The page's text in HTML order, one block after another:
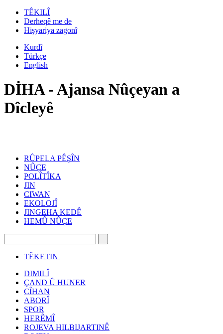
TÊKILÎ
Derheqê me de
Hişyariya zagonî
Kurdî
Türkçe
English
DİHA - Ajansa Nûçeyan a
Dîcleyê
RÛPELA PÊŞÎN
NÛÇE
POLÎTÎKA
JIN
CIWAN
EKOLOJÎ
JINGEHA KEDÊ
HEMÛ NÛÇE
TÊKETIN
DIMILÎ
ÇAND Û HUNER
CÎHAN
ABORÎ
SPOR
HERÊMÎ
ROJEVA HILBIJARTINÊ